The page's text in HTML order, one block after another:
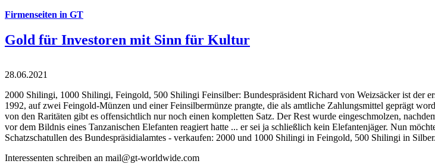
Firmenseiten in GT
Gold für Investoren mit Sinn für Kultur
28.06.2021
2000 Shilingi, 1000 Shilingi, Feingold, 500 Shilingi Feinsilber: Bundespräsident Richard von Weizsäcker ist der
1992, auf zwei Feingold-Münzen und einer Feinsilbermünze prangte, die als amtliche Zahlungsmittel geprägt
von den Raritäten gibt es offensichtlich nur noch einen kompletten Satz. Der Rest wurde eingeschmolzen,
vor dem Bildnis eines Tanzanischen Elefanten reagiert hatte ... er sei ja schließlich kein Elefantenjäger. Nun
Schatzschatullen des Bundespräsidialamtes - verkaufen: 2000 und 1000 Shilingi in Feingold, 500 Shilingi in
Interessenten schreiben an mail@gt-worldwide.com